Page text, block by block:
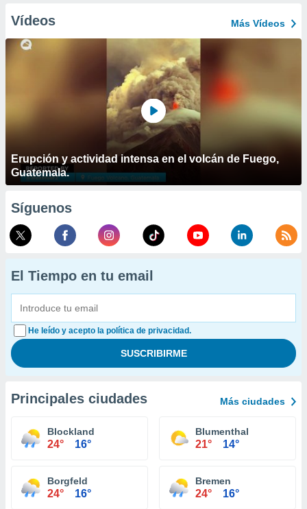
Vídeos Más Vídeos
Erupción y actividad intensa en el volcán de Fuego,
Guatemala.
Síguenos
El Tiempo en tu email
He leído y acepto la política de privacidad.
Principales ciudades Más ciudades
Blockland
24° 16°
Blumenthal
21° 14°
Borgfeld
24° 16°
Bremen
24° 16°